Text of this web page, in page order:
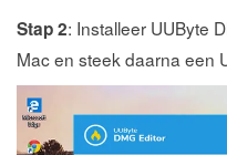
Stap 2: Installeer UUByte
Mac en steek daarna een